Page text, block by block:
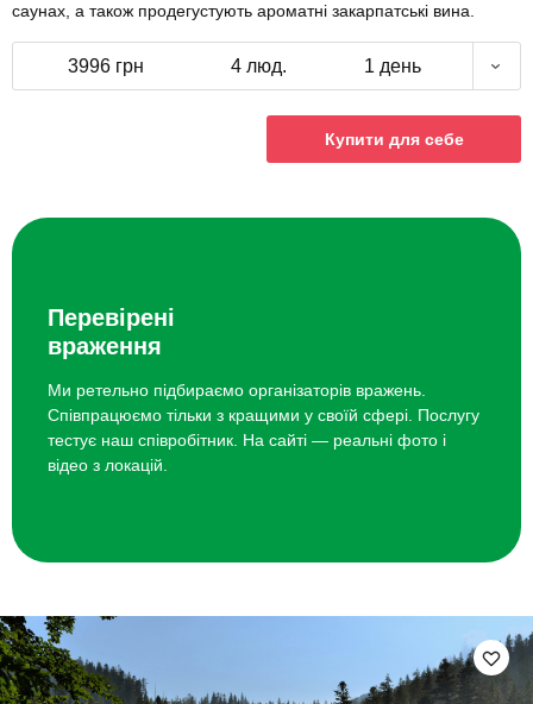
саунах, а також продегустують ароматні закарпатські вина.
3996 грн 4 люд. 1 день
Купити для себе
Перевірені
враження
Ми ретельно підбираємо організаторів вражень.
Співпрацюємо тільки з кращими у своїй сфері. Послугу
тестує наш співробітник. На сайті — реальні фото і
відео з локацій.